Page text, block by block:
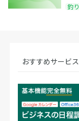
釣り
おすすめサービス